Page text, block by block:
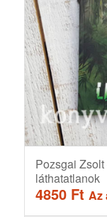
Pozsgai
láthatatlanok
4850 Ft Az